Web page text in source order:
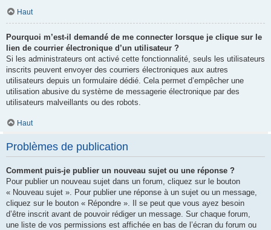
Haut
Pourquoi m’est-il demandé de me connecter lorsque je clique sur le
lien de courrier électronique d’un utilisateur ?
Si les administrateurs ont activé cette fonctionnalité, seuls les utilisateurs
inscrits peuvent envoyer des courriers électroniques aux autres
utilisateurs depuis un formulaire dédié. Cela permet d’empêcher une
utilisation abusive du système de messagerie électronique par des
utilisateurs malveillants ou des robots.
Haut
Problèmes de publication
Comment puis-je publier un nouveau sujet ou une réponse ?
Pour publier un nouveau sujet dans un forum, cliquez sur le bouton
« Nouveau sujet ». Pour publier une réponse à un sujet ou un message,
cliquez sur le bouton « Répondre ». Il se peut que vous ayez besoin
d’être inscrit avant de pouvoir rédiger un message. Sur chaque forum,
une liste de vos permissions est affichée en bas de l’écran du forum ou